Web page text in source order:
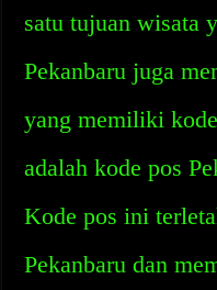
satu tujuan wisata
Pekanbaru juga
yang memiliki
adalah kode pos
Kode pos ini
Pekanbaru dan